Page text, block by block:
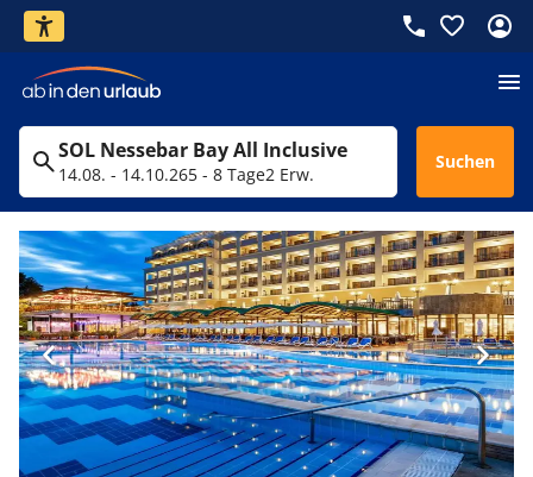
SOL Nessebar Bay All Inclusive
14.08. - 14.10.265 - 8 Tage2 Erw.
Suchen